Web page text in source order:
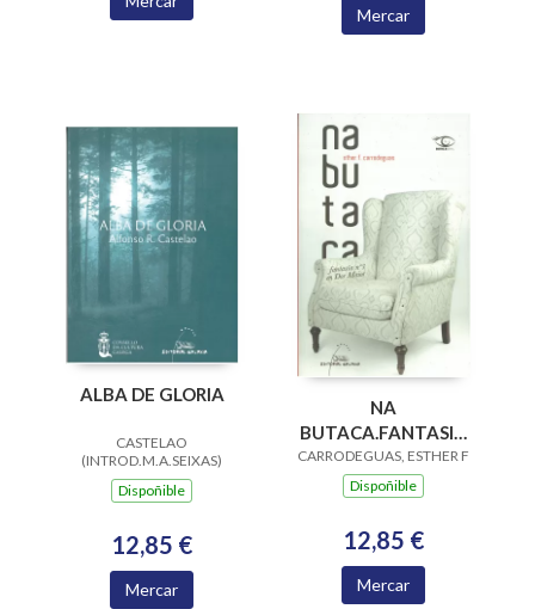
Mercar
ALBA DE GLORIA
CASTELAO
(INTROD.M.A.SEIXAS)
Dispoñible
12,85 €
Mercar
NA
BUTACA.FANTASIA
Nº 3 EN DOR MAIOR
CARRODEGUAS, ESTHER F
Dispoñible
12,85 €
Mercar